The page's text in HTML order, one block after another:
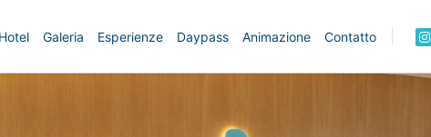
Galeria Esperienze Daypass Animazione Contatto